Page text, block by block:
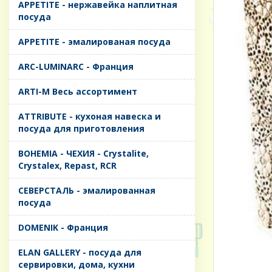
APPETITE - нержавейка наплитная
посуда
APPETITE - эмалированая посуда
ARC-LUMINARC - Франция
ARTI-M Весь ассортимент
ATTRIBUTE - кухоная навеска и
посуда для приготовления
BOHEMIA - ЧЕХИЯ - Crystalite,
Crystalex, Repast, RCR
CЕВЕРСТАЛЬ - эмалированная
посуда
DOMENIK - Франция
ELAN GALLERY - посуда для
сервировки, дома, кухни